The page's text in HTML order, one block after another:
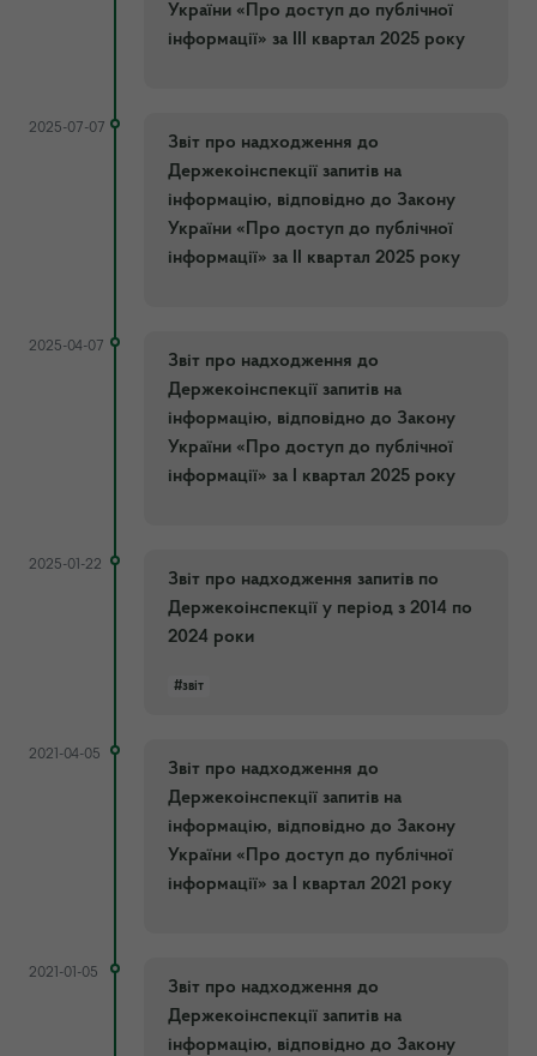
України «Про доступ до публічної
інформації» за ІII квартал 2025 року
2025-07-07
Звіт про надходження до
Держекоінспекції запитів на
інформацію, відповідно до Закону
України «Про доступ до публічної
інформації» за ІI квартал 2025 року
2025-04-07
Звіт про надходження до
Держекоінспекції запитів на
інформацію, відповідно до Закону
України «Про доступ до публічної
інформації» за І квартал 2025 року
2025-01-22
Звіт про надходження запитів по
Держекоінспекції у період з 2014 по
2024 роки
#звіт
2021-04-05
Звіт про надходження до
Держекоінспекції запитів на
інформацію, відповідно до Закону
України «Про доступ до публічної
інформації» за І квартал 2021 року
2021-01-05
Звіт про надходження до
Держекоінспекції запитів на
інформацію, відповідно до Закону